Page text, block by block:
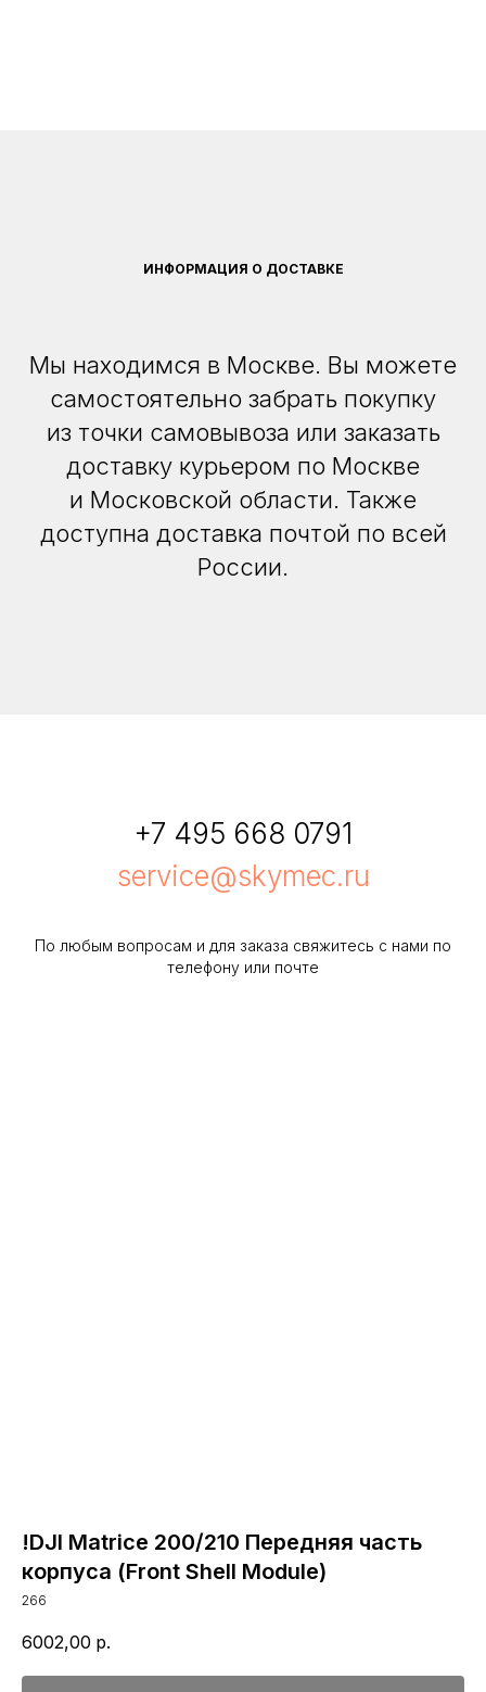
ИНФОРМАЦИЯ О ДОСТАВКЕ
Мы находимся в Москве. Вы можете
самостоятельно забрать покупку
из точки самовывоза или заказать
доставку курьером по Москве
и Московской области. Также
доступна доставка почтой по всей
России.
+7 495 668 0791
service@skymec.ru
По любым вопросам и для заказа свяжитесь с нами по
телефону или почте
!DJI Matrice 200/210 Передняя часть
корпуса (Front Shell Module)
266
6002,00 р.